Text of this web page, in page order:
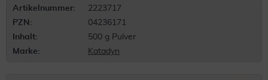
Artikelnummer:
2223717
PZN:
04236171
Inhalt:
500 g Pulver
Marke:
Katadyn